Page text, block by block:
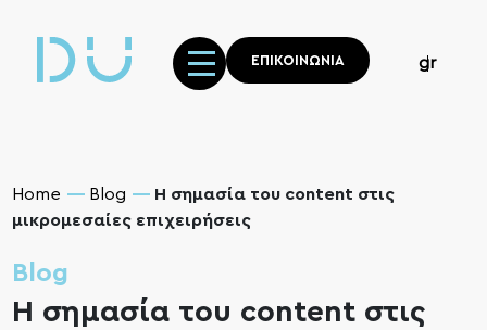
gr
ΕΠΙΚΟΙΝΩΝΙΑ
Home Blog
Η σημασία του content στις
μικρομεσαίες επιχειρήσεις
Blog
Η σημασία του content στις